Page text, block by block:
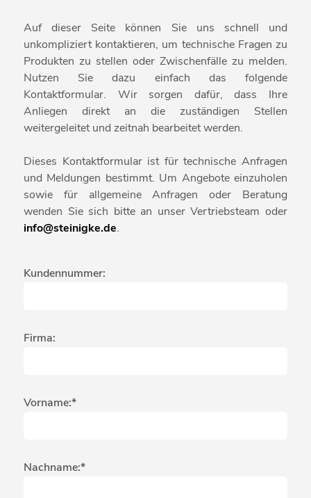
Auf dieser Seite können Sie uns schnell und
unkompliziert kontaktieren, um technische Fragen zu
Produkten zu stellen oder Zwischenfälle zu melden.
Nutzen Sie dazu einfach das folgende
Kontaktformular. Wir sorgen dafür, dass Ihre
Anliegen direkt an die zuständigen Stellen
weitergeleitet und zeitnah bearbeitet werden.
Dieses Kontaktformular ist für technische Anfragen
und Meldungen bestimmt. Um Angebote einzuholen
sowie für allgemeine Anfragen oder Beratung
wenden Sie sich bitte an unser Vertriebsteam oder
info@steinigke.de.
Kundennummer:
Firma:
Vorname:*
Nachname:*